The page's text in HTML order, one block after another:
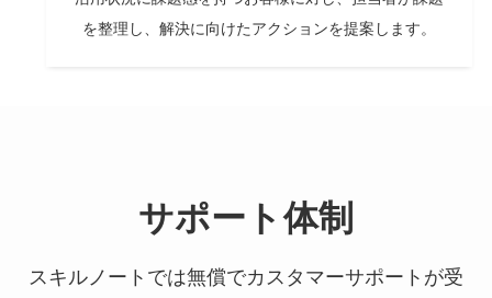
を整理し、解決に向けたアクションを提案します。
サポート体制
スキルノートでは無償でカスタマーサポートが受